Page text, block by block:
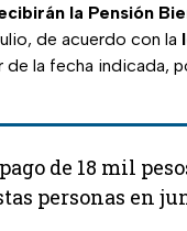
la Pensión
de acuerdo con la
la fecha indicada,
de 18 mil
personas en